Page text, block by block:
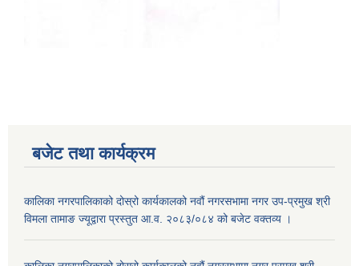
बजेट तथा कार्यक्रम
कालिका नगरपालिकाको दोस्रो कार्यकालको नवौं नगरसभामा नगर उप-प्रमुख श्री
विमला तामाङ ज्यूद्वारा प्रस्तुत आ.व. २०८३/०८४ को बजेट वक्तव्य ।